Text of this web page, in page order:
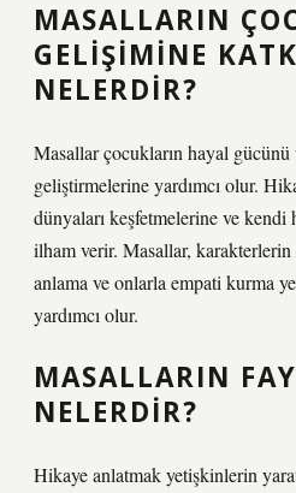
MASALLARIN
GELIŞIMINE
NELERDIR?
Masallar çocukların hayal gücünü
geliştirmelerine yardımcı olur.
dünyaları keşfetmelerine ve
ilham verir. Masallar,
anlama ve onlarla empati kurma
yardımcı olur.
MASALLARIN
NELERDIR?
Hikaye anlatmak yetişkinlerin